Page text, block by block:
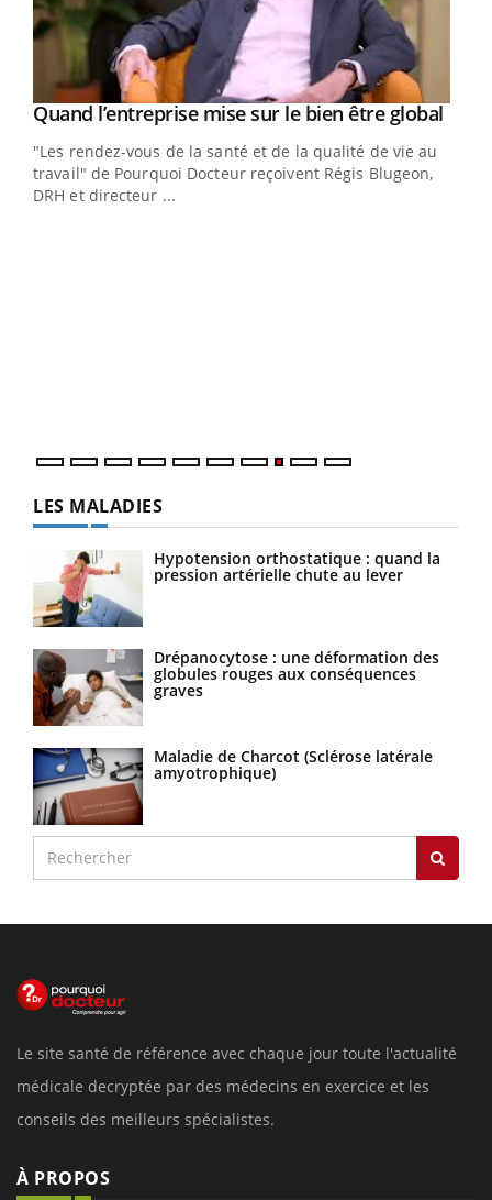
Youtube
Quand l’entreprise mise sur le bien être global
"Les rendez-vous de la santé et de la qualité de vie au
travail" de Pourquoi Docteur reçoivent Régis Blugeon,
DRH et directeur ...
LES MALADIES
Hypotension orthostatique : quand la
pression artérielle chute au lever
Drépanocytose : une déformation des
globules rouges aux conséquences
graves
Maladie de Charcot (Sclérose latérale
amyotrophique)
Le site santé de référence avec chaque jour toute l'actualité
médicale decryptée par des médecins en exercice et les
conseils des meilleurs spécialistes.
À PROPOS